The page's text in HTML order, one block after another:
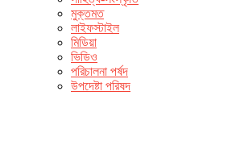
মুক্তমত
লাইফস্টাইল
মিডিয়া
ভিডিও
পরিচালনা পর্ষদ
উপদেষ্টা পরিষদ